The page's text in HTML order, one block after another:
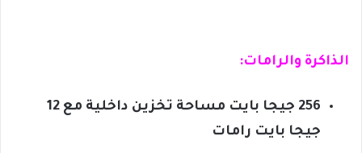
الذاكرة والرامات:
256 جيجا بايت مساحة تخزين داخلية مع 12
جيجا بايت رامات